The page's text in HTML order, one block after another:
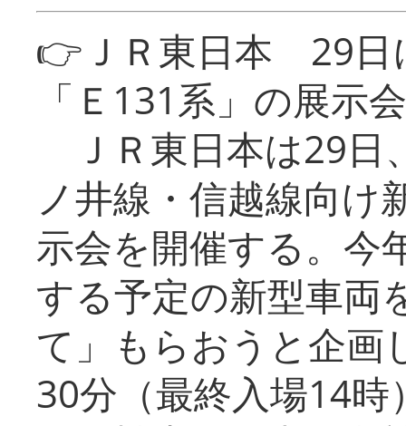
👉ＪＲ東日本 29日
「Ｅ131系」の展示会
ＪＲ東日本は29日
ノ井線・信越線向け
示会を開催する。今
する予定の新型車両
て」もらおうと企画
30分（最終入場14